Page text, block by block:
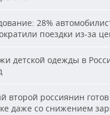
28%
поездки из-за
детской одежды в
второй россиянин готов
даже со снижением